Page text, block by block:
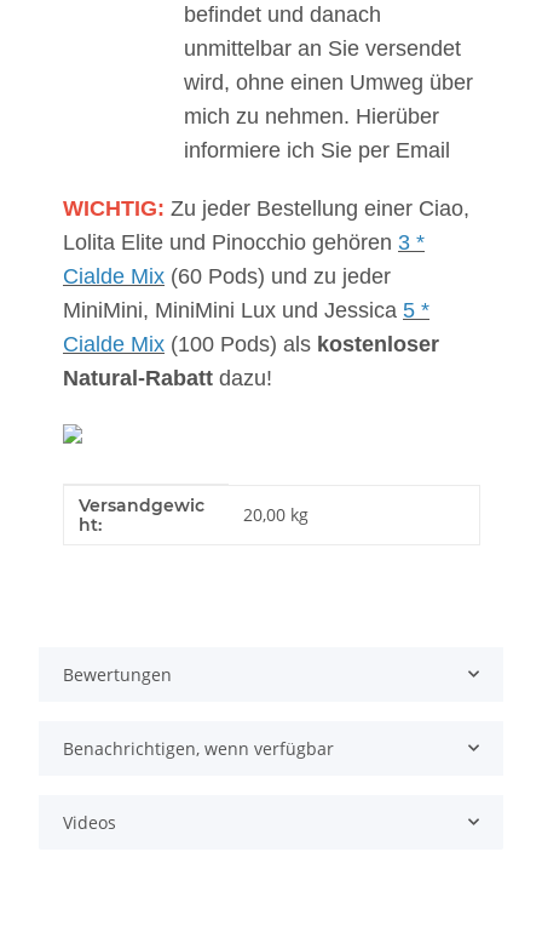
befindet und danach
unmittelbar an Sie versendet
wird, ohne einen Umweg über
mich zu nehmen. Hierüber
informiere ich Sie per Email
WICHTIG: Zu jeder Bestellung einer Ciao,
Lolita Elite und Pinocchio gehören 3 *
Cialde Mix (60 Pods) und zu jeder
MiniMini, MiniMini Lux und Jessica 5 *
Cialde Mix (100 Pods) als kostenloser
Natural-Rabatt dazu!
Produkteigenschaft
Wert
Versandgewic
ht:
20,00 kg
Bewertungen
Benachrichtigen, wenn verfügbar
Videos